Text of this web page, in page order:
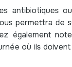
antibiotiques
permettra de
également
où ils